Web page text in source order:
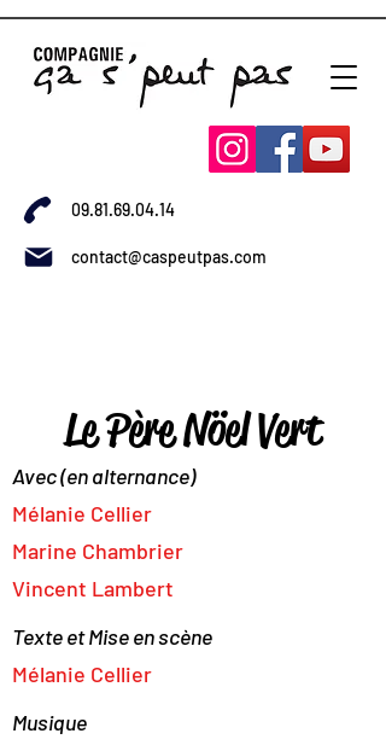
09.81.69.04.14
contact@caspeutpas.com
Le Père Nöel Vert
Avec (en alternance)
Mélanie Cellier
Marine Chambrier
Vincent Lambert
Texte et Mise en scène
Mélanie Cellier
Musique